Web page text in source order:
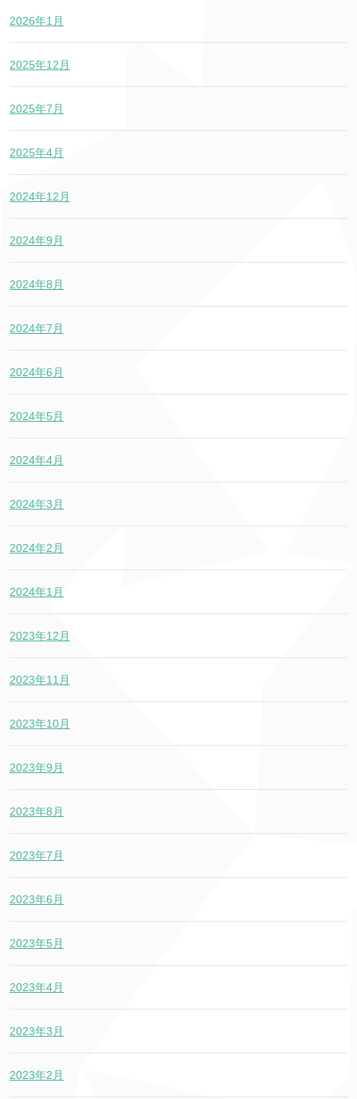
2026年1月
2025年12月
2025年7月
2025年4月
2024年12月
2024年9月
2024年8月
2024年7月
2024年6月
2024年5月
2024年4月
2024年3月
2024年2月
2024年1月
2023年12月
2023年11月
2023年10月
2023年9月
2023年8月
2023年7月
2023年6月
2023年5月
2023年4月
2023年3月
2023年2月